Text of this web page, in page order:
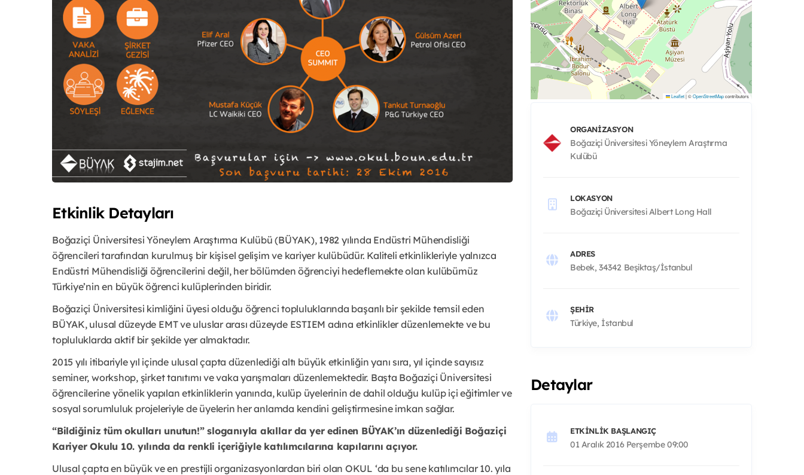
Etkinlik Detayları
Boğaziçi Üniversitesi Yöneylem Araştırma Kulübü (BÜYAK), 1982 yılında Endüstri Mühendisliği
öğrencileri tarafından kurulmuş bir kişisel gelişim ve kariyer kulübüdür. Kaliteli etkinlikleriyle yalnızca
Endüstri Mühendisliği öğrencilerini değil, her bölümden öğrenciyi hedeflemekte olan kulübümüz
Türkiye’nin en büyük öğrenci kulüplerinden biridir.
Boğaziçi Üniversitesi kimliğini üyesi olduğu öğrenci topluluklarında başarılı bir şekilde temsil eden
BÜYAK, ulusal düzeyde EMT ve uluslar arası düzeyde ESTIEM adına etkinlikler düzenlemekte ve bu
topluluklarda aktif bir şekilde yer almaktadır.
2015 yılı itibariyle yıl içinde ulusal çapta düzenlediği altı büyük etkinliğin yanı sıra, yıl içinde sayısız
seminer, workshop, şirket tanıtımı ve vaka yarışmaları düzenlemektedir. Başta Boğaziçi Üniversitesi
öğrencilerine yönelik yapılan etkinliklerin yanında, kulüp üyelerinin de dahil olduğu kulüp içi eğitimler ve
sosyal sorumluluk projeleriyle de üyelerin her anlamda kendini geliştirmesine imkan sağlar.
“Bildiğiniz tüm okulları unutun!” sloganıyla akıllar da yer edinen BÜYAK’ın düzenlediği Boğaziçi
Kariyer Okulu 10. yılında da renkli içeriğiyle katılımcılarına kapılarını açıyor.
Ulusal çapta en büyük ve en prestijli organizasyonlardan biri olan OKUL ‘da bu sene katılımcılar 10. yıla
Leaflet|©OpenStreetMapcontributors
ORGANIZASYON
Boğaziçi Üniversitesi Yöneylem Araştırma
Kulübü
LOKASYON
Boğaziçi Üniversitesi Albert Long Hall
ADRES
Bebek, 34342 Beşiktaş/İstanbul
ŞEHIR
Türkiye, İstanbul
Detaylar
ETKINLIK BAŞLANGIÇ
01 Aralık 2016 Perşembe 09:00